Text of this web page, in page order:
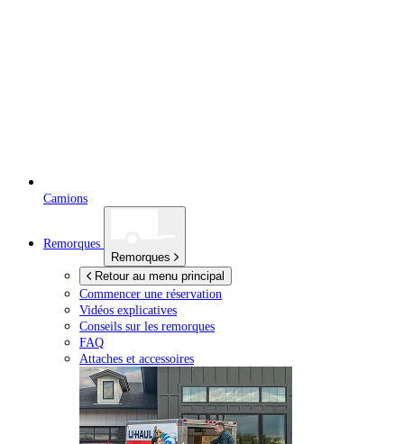
Camions
Remorques
Remorques
Retour au menu principal
Commencer une réservation
Vidéos explicatives
Conseils sur les remorques
FAQ
Attaches et accessoires